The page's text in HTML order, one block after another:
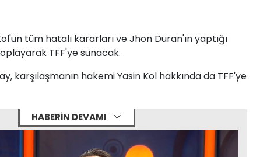
tüm hatalı kararları ve Jhon Duran'ın yaptığı
TFF'ye sunacak.
karşılaşmanın hakemi Yasin Kol hakkında da TFF'ye
HABERİN DEVAMI